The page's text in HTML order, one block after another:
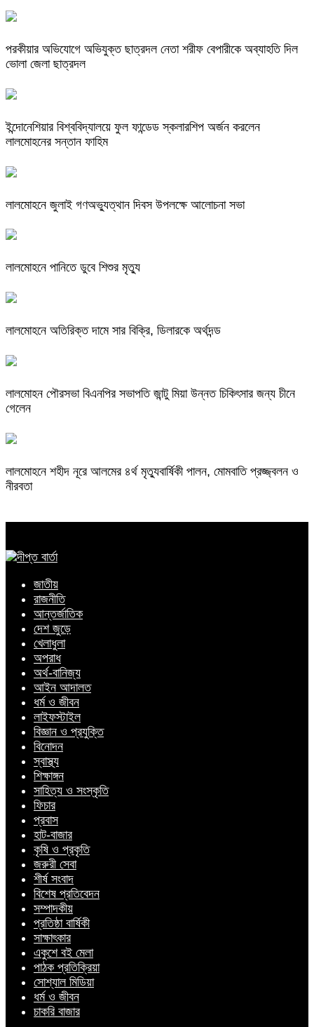
পরকীয়ার অভিযোগে অভিযুক্ত ছাত্রদল নেতা শরীফ বেপারীকে অব্যাহতি দিল
ভোলা জেলা ছাত্রদল
ইন্দোনেশিয়ার বিশ্ববিদ্যালয়ে ফুল ফান্ডেড স্কলারশিপ অর্জন করলেন
লালমোহনের সন্তান ফাহিম
লালমোহনে জুলাই গণঅভ্যুত্থান দিবস উপলক্ষে আলোচনা সভা
লালমোহনে পানিতে ডুবে শিশুর মৃত্যু
লালমোহনে অতিরিক্ত দামে সার বিক্রি, ডিলারকে অর্থদন্ড
লালমোহন পৌরসভা বিএনপির সভাপতি জান্টু মিয়া উন্নত চিকিৎসার জন্য চীনে
গেলেন
লালমোহনে শহীদ নূরে আলমের ৪র্থ মৃত্যুবার্ষিকী পালন, মোমবাতি প্রজ্জ্বলন ও
নীরবতা
জাতীয়
রাজনীতি
আন্তর্জাতিক
দেশ জুড়ে
খেলাধুলা
অপরাধ
অর্থ-বানিজ্য
আইন আদালত
ধর্ম ও জীবন
লাইফস্টাইল
বিজ্ঞান ও প্রযুক্তি
বিনোদন
স্বাস্থ্য
শিক্ষাঙ্গন
সাহিত্য ও সংস্কৃতি
ফিচার
প্রবাস
হাট-বাজার
কৃষি ও প্রকৃতি
জরুরী সেবা
শীর্ষ সংবাদ
বিশেষ প্রতিবেদন
সম্পাদকীয়
প্রতিষ্ঠা বার্ষিকী
সাক্ষাৎকার
একুশে বই মেলা
পাঠক প্রতিক্রিয়া
সোশ্যাল মিডিয়া
ধর্ম ও জীবন
চাকরি বাজার